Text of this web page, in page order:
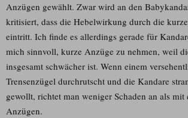
Anzügen gewählt. Zwar wird an den
kritisiert, dass die Hebelwirkung durch die
eintritt. Ich finde es allerdings gerade für
mich sinnvoll, kurze Anzüge zu nehmen, weil
insgesamt schwächer ist. Wenn einem
Trensenzügel durchrutscht und die Kandare
gewollt, richtet man weniger Schaden an als mit
Anzügen.